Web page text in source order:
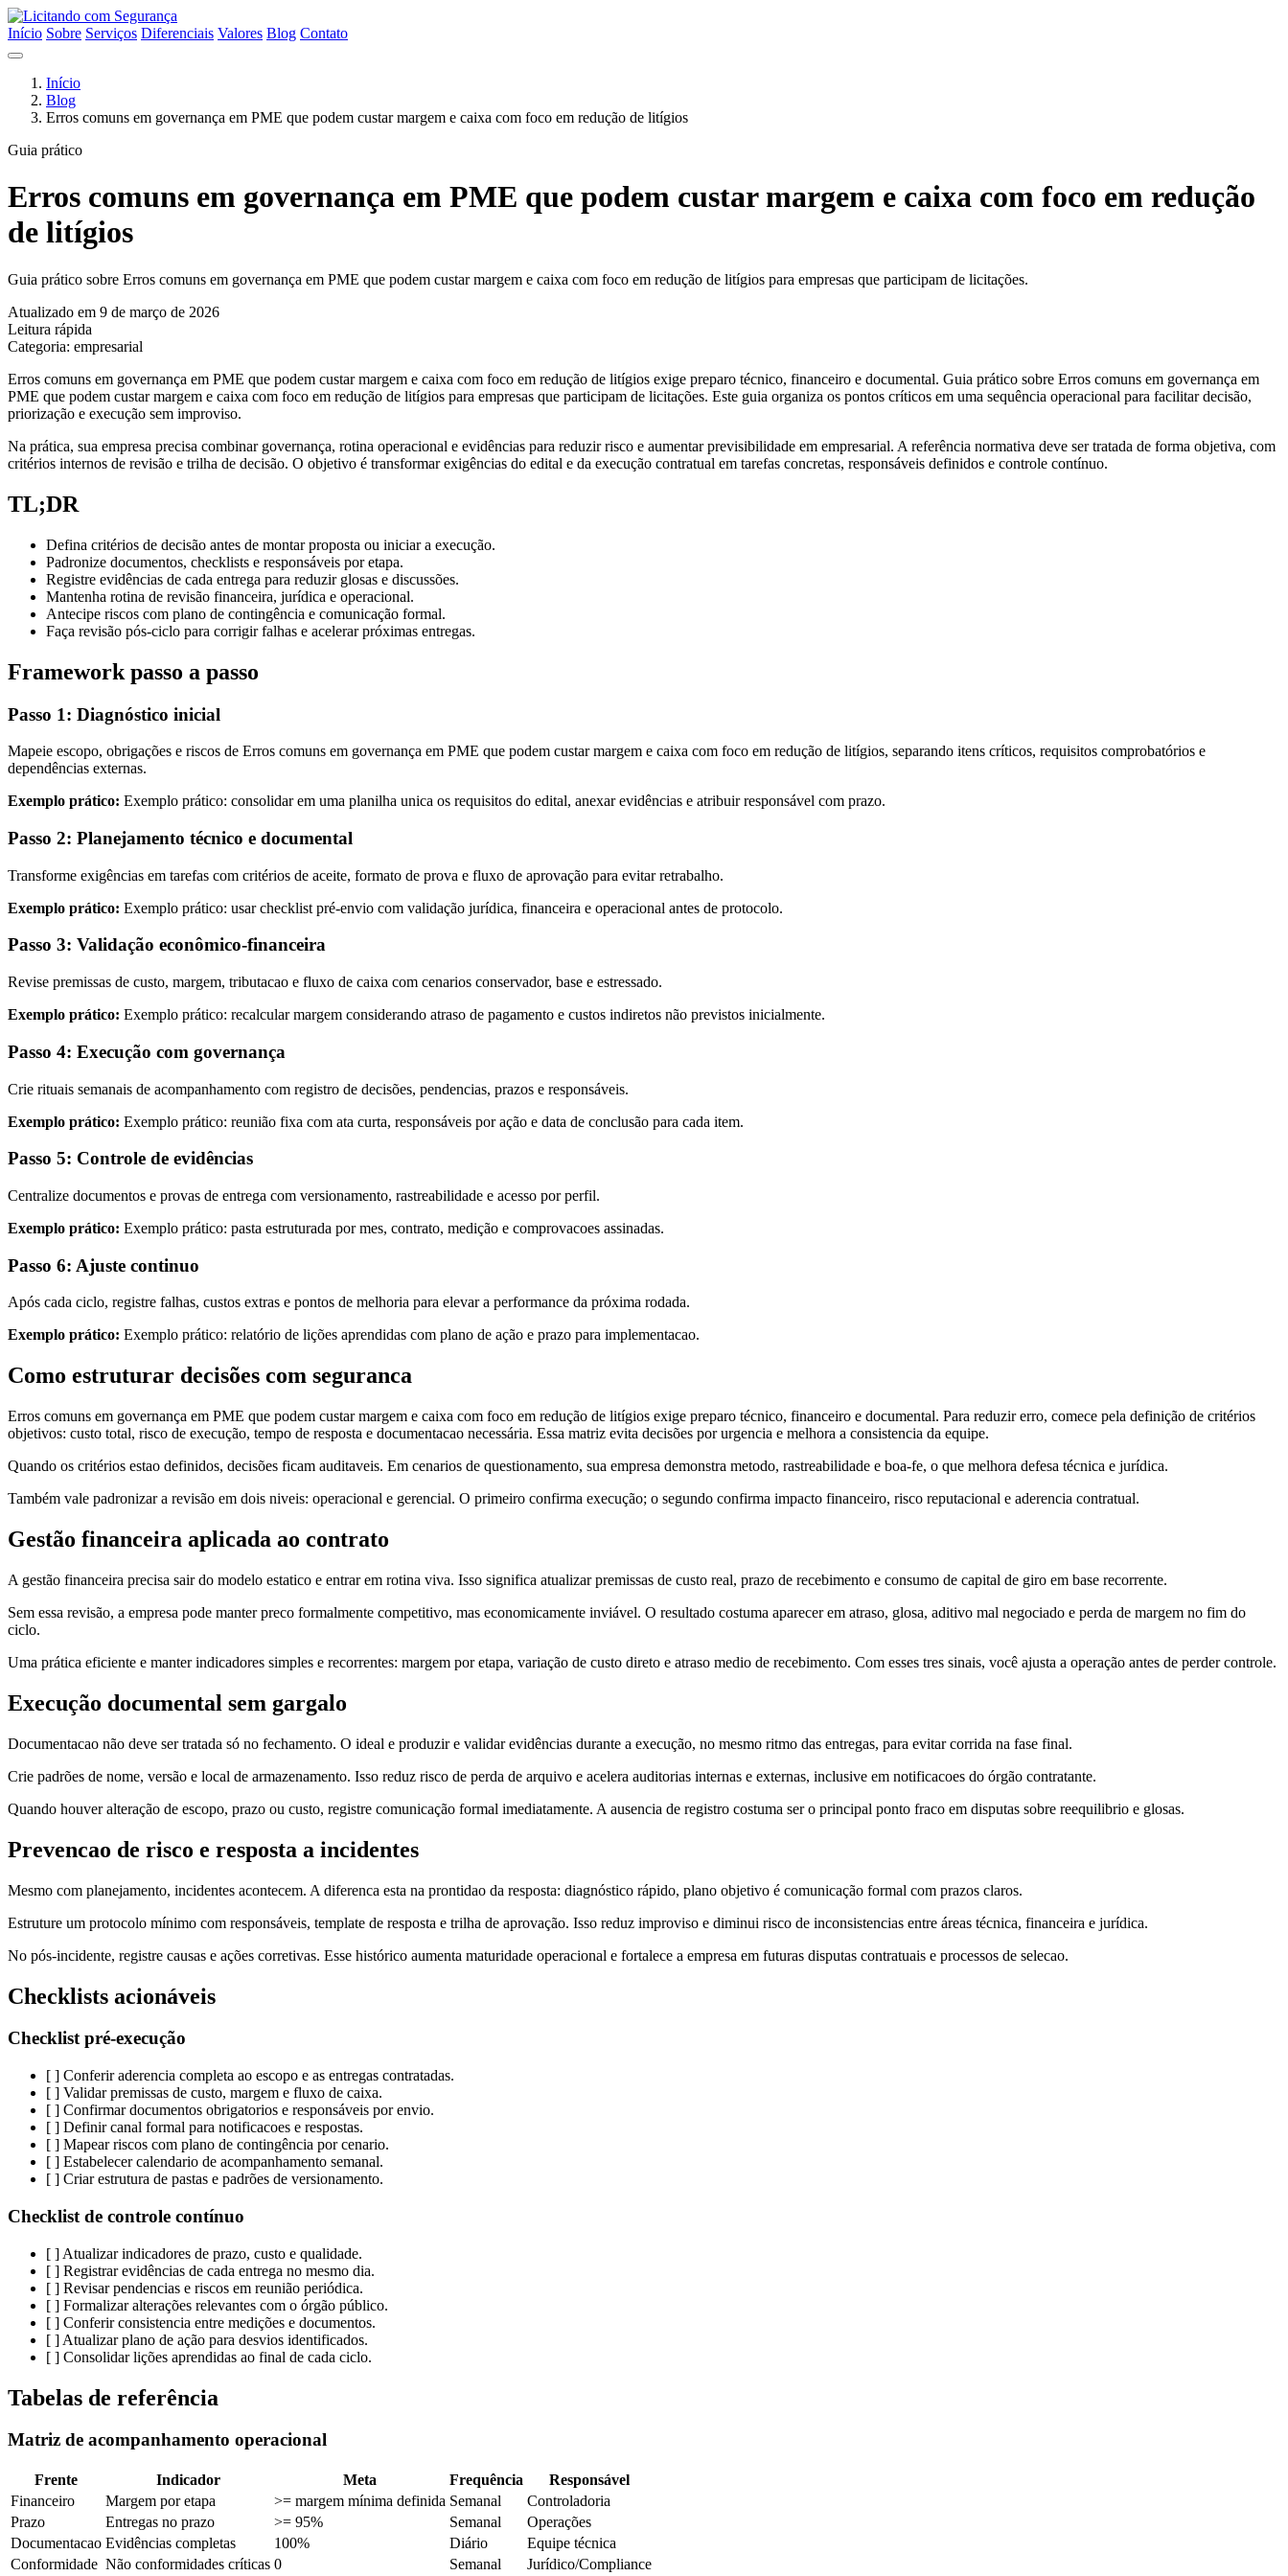
Início Sobre Serviços Diferenciais Valores Blog Contato
Início
Blog
Erros comuns em governança em PME que podem custar margem e caixa com foco em redução de litígios
Guia prático
Erros comuns em governança em PME que podem custar margem e caixa com foco em redução
de litígios
Guia prático sobre Erros comuns em governança em PME que podem custar margem e caixa com foco em redução de litígios para empresas que participam de licitações.
Atualizado em 9 de março de 2026
Leitura rápida
Categoria: empresarial
Erros comuns em governança em PME que podem custar margem e caixa com foco em redução de litígios exige preparo técnico, financeiro e documental. Guia prático sobre Erros comuns em governança em
PME que podem custar margem e caixa com foco em redução de litígios para empresas que participam de licitações. Este guia organiza os pontos críticos em uma sequência operacional para facilitar decisão,
priorização e execução sem improviso.
Na prática, sua empresa precisa combinar governança, rotina operacional e evidências para reduzir risco e aumentar previsibilidade em empresarial. A referência normativa deve ser tratada de forma objetiva, com
critérios internos de revisão e trilha de decisão. O objetivo é transformar exigências do edital e da execução contratual em tarefas concretas, responsáveis definidos e controle contínuo.
TL;DR
Defina critérios de decisão antes de montar proposta ou iniciar a execução.
Padronize documentos, checklists e responsáveis por etapa.
Registre evidências de cada entrega para reduzir glosas e discussões.
Mantenha rotina de revisão financeira, jurídica e operacional.
Antecipe riscos com plano de contingência e comunicação formal.
Faça revisão pós-ciclo para corrigir falhas e acelerar próximas entregas.
Framework passo a passo
Passo 1: Diagnóstico inicial
Mapeie escopo, obrigações e riscos de Erros comuns em governança em PME que podem custar margem e caixa com foco em redução de litígios, separando itens críticos, requisitos comprobatórios e
dependências externas.
Exemplo prático: Exemplo prático: consolidar em uma planilha unica os requisitos do edital, anexar evidências e atribuir responsável com prazo.
Passo 2: Planejamento técnico e documental
Transforme exigências em tarefas com critérios de aceite, formato de prova e fluxo de aprovação para evitar retrabalho.
Exemplo prático: Exemplo prático: usar checklist pré-envio com validação jurídica, financeira e operacional antes de protocolo.
Passo 3: Validação econômico-financeira
Revise premissas de custo, margem, tributacao e fluxo de caixa com cenarios conservador, base e estressado.
Exemplo prático: Exemplo prático: recalcular margem considerando atraso de pagamento e custos indiretos não previstos inicialmente.
Passo 4: Execução com governança
Crie rituais semanais de acompanhamento com registro de decisões, pendencias, prazos e responsáveis.
Exemplo prático: Exemplo prático: reunião fixa com ata curta, responsáveis por ação e data de conclusão para cada item.
Passo 5: Controle de evidências
Centralize documentos e provas de entrega com versionamento, rastreabilidade e acesso por perfil.
Exemplo prático: Exemplo prático: pasta estruturada por mes, contrato, medição e comprovacoes assinadas.
Passo 6: Ajuste continuo
Após cada ciclo, registre falhas, custos extras e pontos de melhoria para elevar a performance da próxima rodada.
Exemplo prático: Exemplo prático: relatório de lições aprendidas com plano de ação e prazo para implementacao.
Como estruturar decisões com seguranca
Erros comuns em governança em PME que podem custar margem e caixa com foco em redução de litígios exige preparo técnico, financeiro e documental. Para reduzir erro, comece pela definição de critérios
objetivos: custo total, risco de execução, tempo de resposta e documentacao necessária. Essa matriz evita decisões por urgencia e melhora a consistencia da equipe.
Quando os critérios estao definidos, decisões ficam auditaveis. Em cenarios de questionamento, sua empresa demonstra metodo, rastreabilidade e boa-fe, o que melhora defesa técnica e jurídica.
Também vale padronizar a revisão em dois niveis: operacional e gerencial. O primeiro confirma execução; o segundo confirma impacto financeiro, risco reputacional e aderencia contratual.
Gestão financeira aplicada ao contrato
A gestão financeira precisa sair do modelo estatico e entrar em rotina viva. Isso significa atualizar premissas de custo real, prazo de recebimento e consumo de capital de giro em base recorrente.
Sem essa revisão, a empresa pode manter preco formalmente competitivo, mas economicamente inviável. O resultado costuma aparecer em atraso, glosa, aditivo mal negociado e perda de margem no fim do
ciclo.
Uma prática eficiente e manter indicadores simples e recorrentes: margem por etapa, variação de custo direto e atraso medio de recebimento. Com esses tres sinais, você ajusta a operação antes de perder controle.
Execução documental sem gargalo
Documentacao não deve ser tratada só no fechamento. O ideal e produzir e validar evidências durante a execução, no mesmo ritmo das entregas, para evitar corrida na fase final.
Crie padrões de nome, versão e local de armazenamento. Isso reduz risco de perda de arquivo e acelera auditorias internas e externas, inclusive em notificacoes do órgão contratante.
Quando houver alteração de escopo, prazo ou custo, registre comunicação formal imediatamente. A ausencia de registro costuma ser o principal ponto fraco em disputas sobre reequilibrio e glosas.
Prevencao de risco e resposta a incidentes
Mesmo com planejamento, incidentes acontecem. A diferenca esta na prontidao da resposta: diagnóstico rápido, plano objetivo é comunicação formal com prazos claros.
Estruture um protocolo mínimo com responsáveis, template de resposta e trilha de aprovação. Isso reduz improviso e diminui risco de inconsistencias entre áreas técnica, financeira e jurídica.
No pós-incidente, registre causas e ações corretivas. Esse histórico aumenta maturidade operacional e fortalece a empresa em futuras disputas contratuais e processos de selecao.
Checklists acionáveis
Checklist pré-execução
[ ] Conferir aderencia completa ao escopo e as entregas contratadas.
[ ] Validar premissas de custo, margem e fluxo de caixa.
[ ] Confirmar documentos obrigatorios e responsáveis por envio.
[ ] Definir canal formal para notificacoes e respostas.
[ ] Mapear riscos com plano de contingência por cenario.
[ ] Estabelecer calendario de acompanhamento semanal.
[ ] Criar estrutura de pastas e padrões de versionamento.
Checklist de controle contínuo
[ ] Atualizar indicadores de prazo, custo e qualidade.
[ ] Registrar evidências de cada entrega no mesmo dia.
[ ] Revisar pendencias e riscos em reunião periódica.
[ ] Formalizar alterações relevantes com o órgão público.
[ ] Conferir consistencia entre medições e documentos.
[ ] Atualizar plano de ação para desvios identificados.
[ ] Consolidar lições aprendidas ao final de cada ciclo.
Tabelas de referência
Matriz de acompanhamento operacional
Frente Indicador Meta Frequência
Responsável
Financeiro
Margem por etapa >= margem mínima definida Semanal
Controladoria
Prazo
Entregas no prazo >= 95% Semanal
Operações
Documentacao Evidências completas 100% Diário
Equipe técnica
Conformidade Não conformidades críticas 0 Semanal Jurídico/Compliance